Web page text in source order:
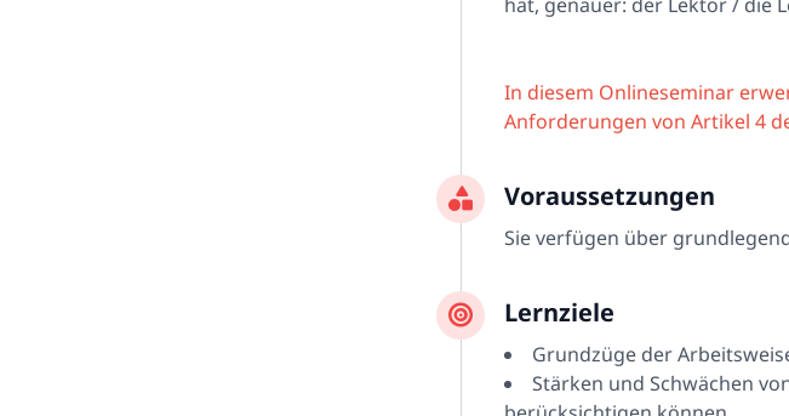
In diesem Onlineseminar
Anforderungen von Artikel 4
Voraussetzungen
Sie verfügen über
Lernziele
Grundzüge der
Stärken und Schwächen